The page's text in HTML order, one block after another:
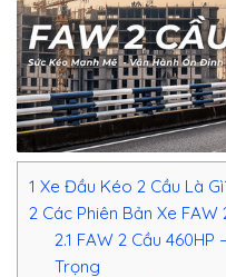
1 Xe Đầu Kéo 2 Cầu Là
2 Các Phiên Bản Xe FAW
2.1 FAW 2 Cầu 460HP
Trọng